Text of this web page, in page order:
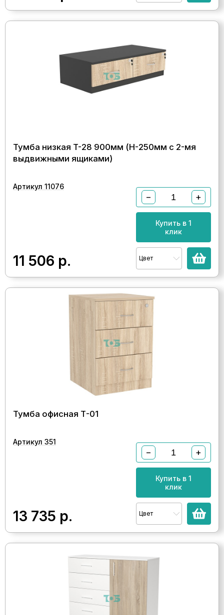
Тумба низкая T-28 900мм (H-250мм c 2-мя
выдвижными ящиками)
Артикул 11076
11 506 р.
− +
Купить в 1
клик
Цвет
Тумба офисная Т-01
Артикул 351
13 735 р.
− +
Купить в 1
клик
Цвет